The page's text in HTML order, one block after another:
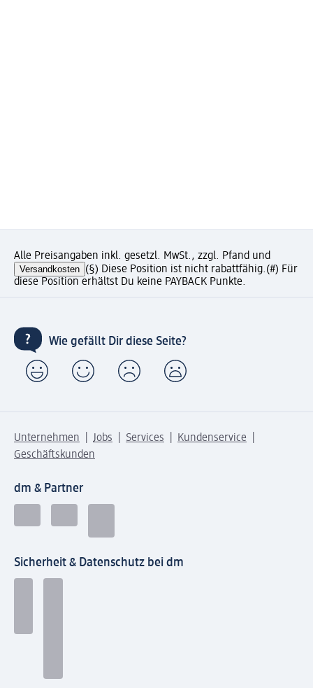
Alle Preisangaben inkl. gesetzl. MwSt., zzgl. Pfand und
Versandkosten (§) Diese Position ist nicht rabattfähig.(#) Für
diese Position erhältst Du keine PAYBACK Punkte.
Wie gefällt Dir diese Seite?
Unternehmen Jobs Services
Kundenservice
Geschäftskunden
dm & Partner
Sicherheit & Datenschutz bei dm